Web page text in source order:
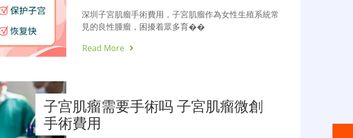
深圳子宮肌瘤手術費用，子宮肌瘤作為女性生殖系統常
見的良性腫瘤，困擾着眾多育��
Read More
子宫肌瘤需要手術吗 子宮肌瘤微創
手術費用